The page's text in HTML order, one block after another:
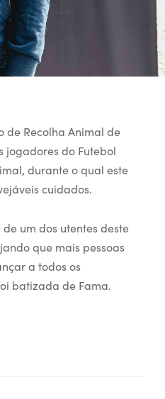
de Recolha Animal de
jogadores do Futebol
durante o qual este
cuidados.
um dos utentes deste
que mais pessoas
a todos os
batizada de Fama.